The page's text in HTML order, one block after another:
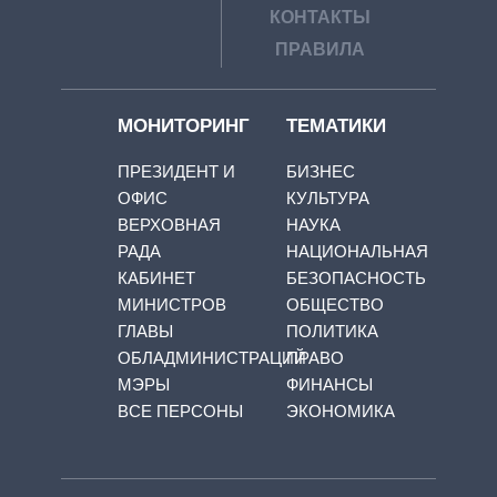
КОНТАКТЫ
ПРАВИЛА
МОНИТОРИНГ
ПРЕЗИДЕНТ И
ОФИС
ВЕРХОВНАЯ
РАДА
КАБИНЕТ
МИНИСТРОВ
ГЛАВЫ
ОБЛАДМИНИСТРАЦИЙ
МЭРЫ
ВСЕ ПЕРСОНЫ
ТЕМАТИКИ
БИЗНЕС
КУЛЬТУРА
НАУКА
НАЦИОНАЛЬНАЯ
БЕЗОПАСНОСТЬ
ОБЩЕСТВО
ПОЛИТИКА
ПРАВО
ФИНАНСЫ
ЭКОНОМИКА